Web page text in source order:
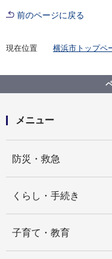
前のページに戻る
現在位置 横浜市トップペ
鎖国から開国
鎖国から開国
メニュー
防災・救急
くらし・手続き
子育て・教育